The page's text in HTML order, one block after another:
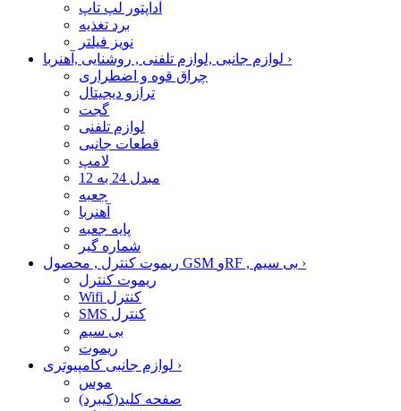
آداپتور لپ تاپ
برد تغذیه
نویز فیلتر
›
چراق قوه و اضطراری
ترازو دیجیتال
گجت
لوازم تلفنی
قطعات جانبی
لامپ
مبدل 24 به 12
جعبه
آهنربا
پایه جعبه
شماره گیر
›
ریموت کنترل
Wifi کنترل
SMS کنترل
بی سیم
ریموت
›
موس
صفحه کلید(کیبرد)